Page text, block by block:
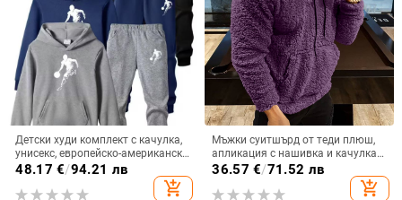
Детски худи комплект с качулка,
унисекс, европейско-американски
стил, пуловер, полиестер 96%+,
48.17 €/94.21 лв
add_shopping_cart
Мъжки суитшърд от теди плюш,
апликация с нашивка и качулка с
връзки
36.57 €/71.52 лв
add_shopping_cart